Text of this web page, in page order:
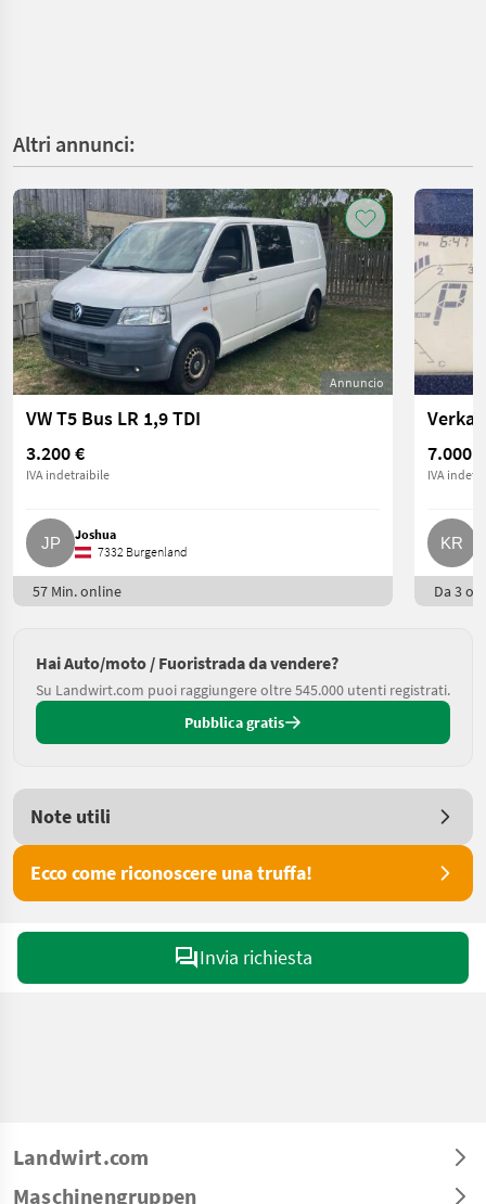
Altri annunci:
Annuncio
VW T5 Bus LR 1,9 TDI
3.200 €
IVA indetraibile
Joshua
7332 Burgenland
57 Min. online
7.000 €
IVA
Da 3
Hai Auto/moto / Fuoristrada da vendere?
Su Landwirt.com puoi raggiungere oltre 545.000 utenti registrati.
Pubblica gratis
Note utili
Ecco come riconoscere una truffa!
Invia richiesta
Landwirt.com
Maschinengruppen